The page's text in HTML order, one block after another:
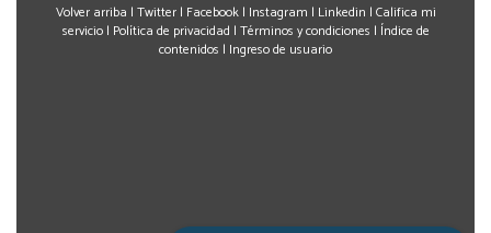
Volver arriba | Twitter| Facebook| Instagram | Linkedin | Califica mi
servicio| Política de privacidad | Términos y condiciones | Índice de
contenidos | Ingreso de usuario